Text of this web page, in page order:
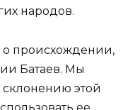
народов.
о происхождении,
Батаев. Мы
этой
ее